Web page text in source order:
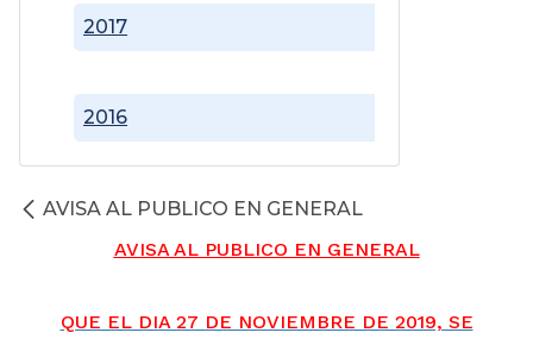
2016
2017
AVISA AL PUBLICO EN GENERAL
AVISA AL PUBLICO EN GENERAL
QUE EL DIA 27 DE NOVIEMBRE DE 2019, SE